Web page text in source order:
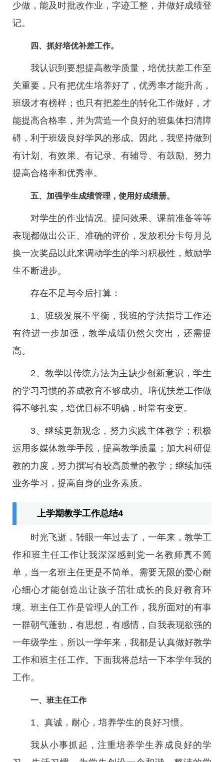
少做，能及时批改作业，字迹工整，并做好成绩登
记。
四、抓好培优补差工作。
我认识到要想提高教学质量，培优扶差工作至
关重要，只有把优生培养好了，优秀率才能升高，
班级才有榜样；也只有把差生的转化工作做好，才
能提高合格率，并为营造一个良好的班集体扫清障
碍，利于班级良好学风的形成。因此，我坚持做到
有计划、有效果、有记录、有辅导、有鼓励、努力
提高合格率和优秀率。
五、加强学生成绩管理，使用好成绩册。
对学生的作业情况、提问效果、课前准备等等
表现都做出公正、准确的评价，发放积分卡每月兑
换一次奖品以此来调动学生的学习积极性，鼓励学
生不断进步。
存在不足与今后打算：
1、班级发展不平衡，我班的学法指导工作还
有待进一步加强，教学成绩仍然欠突出，还需提
高。
2、教学以传统方法为主缺少创新意识，学生
的学习习惯的养成教育不够成功。培优扶差工作做
得不够扎实，培优目标不明确，时常有变更。
3、继续更新观念，努力实践主体教学；积极
运用多媒体教学手段，提高教学质量；加大科研促
教的力度，努力撰写有较高质量的教学；继续加强
业务学习，提高自身的业务素质。
上学期教学工作总结4
时光飞逝，转眼一年过去了，一年来，教学工
作和班主任工作让我深深感到党一名教师真不简
单，当一名班主任更是不简单。需要无限的爱心耐
心细心才能创造出让孩子茁壮成长的良好教育环
境。班主任工作是管理人的工作，我所面对的有事
一群朝气蓬勃，有思想，有感情，自我表现欲强的
一年级学生，所以一学年来，我都是认真做好教学
工作和班主任工作。下面我将总结一下本学年我的
工作。
一、班主任工作
1、真诚，耐心，培养学生的良好习惯。
我从小事抓起，注重培养学生养成良好的学